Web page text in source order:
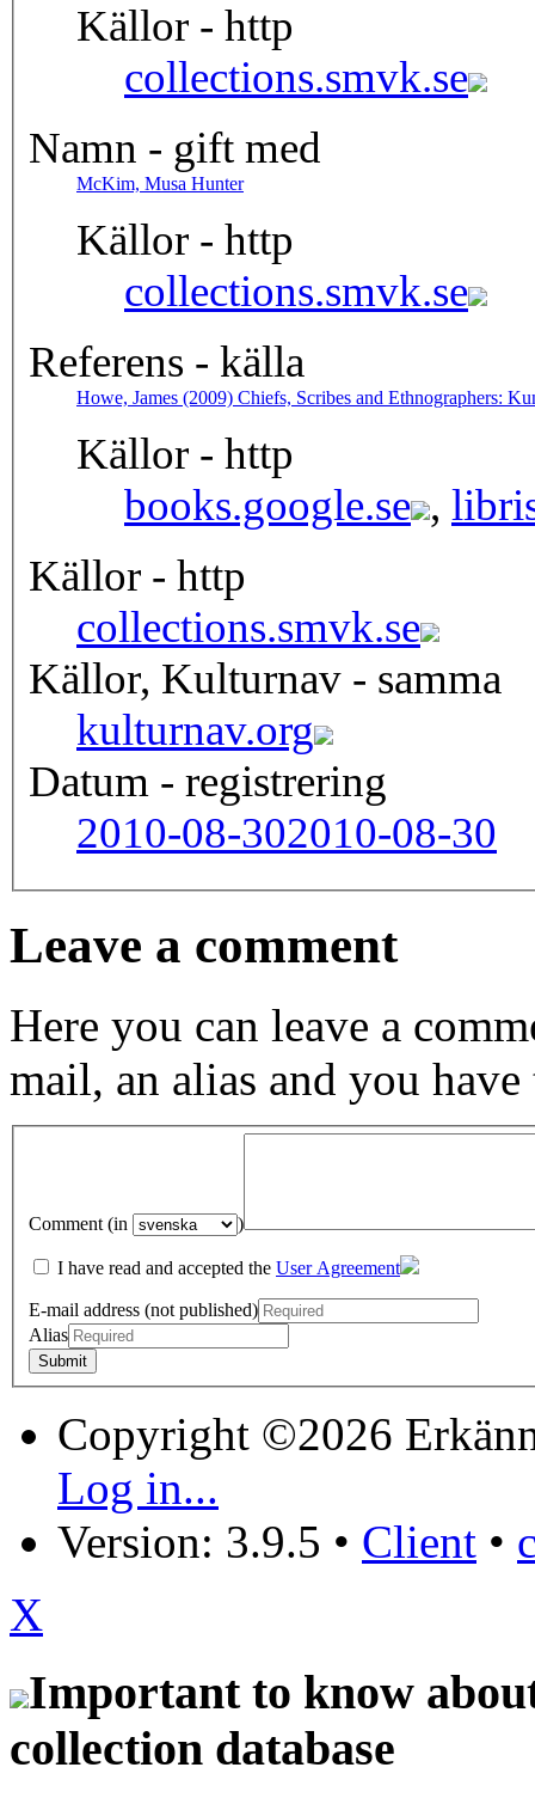
Källor - http
collections.smvk.se
Namn - gift med
McKim, Musa Hunter
Källor - http
collections.smvk.se
Referens - källa
Howe, James (2009) Chiefs, Scribes and Ethnographers:
Källor - http
books.google.se ,
Källor - http
collections.smvk.se
Källor, Kulturnav - samma
kulturnav.org
Datum - registrering
2010-08-302010-08-30
Leave a comment
Here you can leave a
mail, an alias and you have
Comment (in )
I have read and accepted the User Agreement
E-mail address (not published)
Alias
Copyright ©2026
Log in...
Version: 3.9.5 • Client •
X
Important to know
collection database